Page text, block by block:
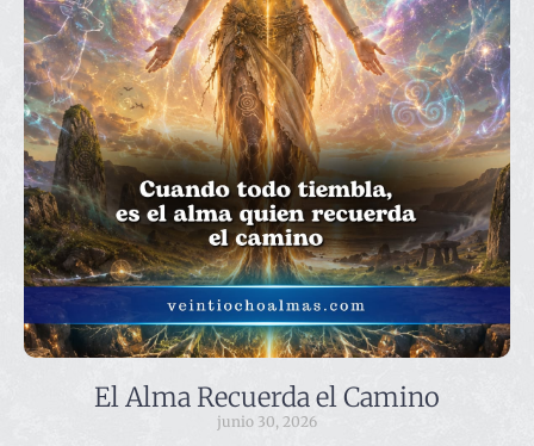
El Alma Recuerda el Camino
junio 30, 2026